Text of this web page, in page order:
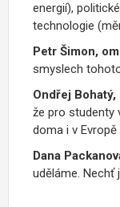
energií),
technologie
Petr Šimon,
smyslech
Ondřej Bohatý,
že pro studenty
doma i v
Dana
uděláme. Nechť